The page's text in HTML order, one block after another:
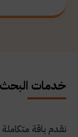
خدمات البحث
نقدم باقة